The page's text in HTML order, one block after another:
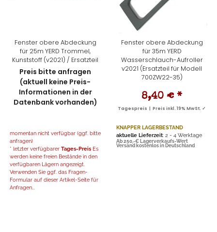
Fenster obere Abdeckung
für 25m YERD Trommel,
Kunststoff (v2021) / Ersatzteil
Preis bitte anfragen
(aktuell keine Preis-
Informationen in der
Datenbank vorhanden)
momentan nicht verfügbar (ggf. bitte
anfragen)
* letzter verfügbarer Tages-Preis Es
werden keine freien Bestände in den
verfügbaren Lägern angezeigt.
Verwenden Sie ggf. das Fragen-
Formular auf dieser Artikel-Seite für
Anfragen...
Fenster obere Abdeckung
für 35m YERD
Wasserschlauch-Aufroller
v2021 (Ersatzteil für Modell
700ZW22-35)
8,40 € *
Tagespreis | Preis inkl. 19% MwSt. ✓
KNAPPER LAGERBESTAND
aktuelle Lieferzeit: 2 - 4 Werktage
Ab 250,-€ Lagerverkaufs-Wert
Versand kostenlos in Deutschland